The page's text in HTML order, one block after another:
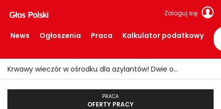
Zaloguj się
News Ogłoszenia Praca Kalkulator podatkowy
Krwawy wieczór w ośrodku dla azylantów! Dwie osoby ranne po ataku nożem
PRACA
OFERTY PRACY